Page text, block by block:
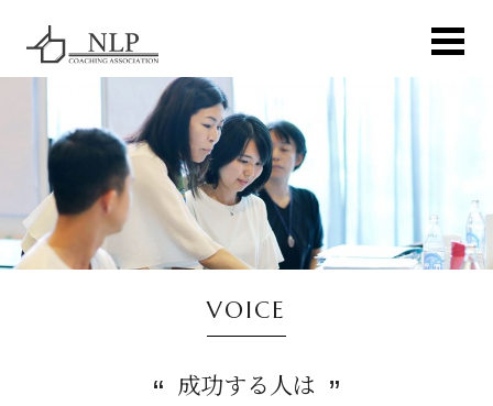
VOICE
成功する人は